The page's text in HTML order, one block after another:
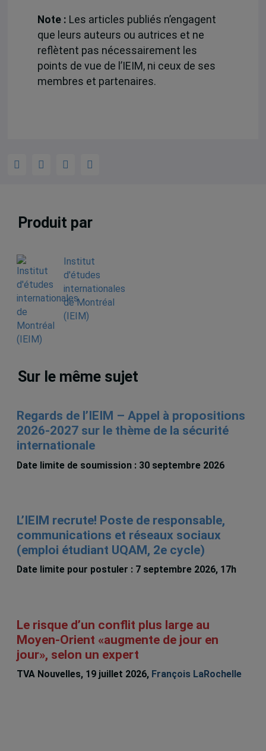
Note : Les articles publiés n’engagent
que leurs auteurs ou autrices et ne
reflètent pas nécessairement les
points de vue de l’IEIM, ni ceux de ses
membres et partenaires.
Produit par
Institut
d'études
internationales
de Montréal
(IEIM)
Sur le même sujet
Regards de l’IEIM – Appel à propositions
2026-2027 sur le thème de la sécurité
internationale
Date limite de soumission : 30 septembre 2026
L’IEIM recrute! Poste de responsable,
communications et réseaux sociaux
(emploi étudiant UQAM, 2e cycle)
Date limite pour postuler : 7 septembre 2026, 17h
Le risque d’un conflit plus large au
Moyen-Orient «augmente de jour en
jour», selon un expert
TVA Nouvelles, 19 juillet 2026, François LaRochelle